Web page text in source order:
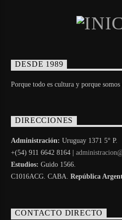
DESDE 1989
Porque todo es cultura y porque somos
DIRECCIONES
Administración: Uruguay 1371 5° P.
+(54) 911 6642 8164 |
Estudios: Guido 1566.
C1016ACG. CABA.República
CONTACTO DIRECTO